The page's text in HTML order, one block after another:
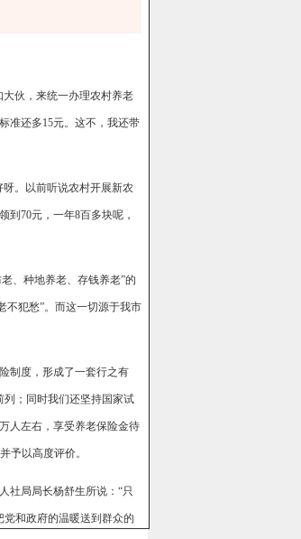
伙，来统一办理农村养老
准还多15元。这不，我还带
。以前听说农村开展新农
到70元，一年8百多块呢，
、种地养老、存钱养老”的
不犯愁”。而这一切源于我市
制度，形成了一套行之有
列；同时我们还坚持国家试
人左右，享受养老保险金待
予以高度评价。
社局局长杨舒生所说：“只
和政府的温暖送到群众的